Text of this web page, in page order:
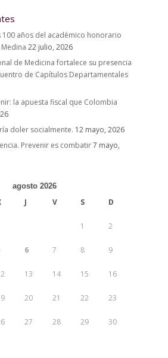
100 años del académico honorario
22 julio, 2026
de Medicina fortalece su presencia
de Capítulos Departamentales
la apuesta fiscal que Colombia
doler socialmente. 12 mayo, 2026
Prevenir es combatir7 mayo,
agosto 2026
J V S D
1 2
6 7 8 9
13 14 15 16
20 21 22 23
27 28 29 30